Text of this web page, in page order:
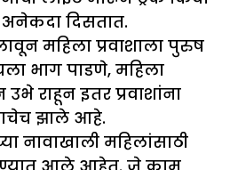
दिसतात.
महिला प्रवाशाला पुरुष
भाग पाडणे, महिला
राहून इतर प्रवाशांना
झाले आहे.
नावाखाली महिलांसाठी